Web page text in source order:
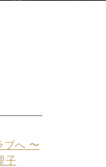
ブへ 〜
子